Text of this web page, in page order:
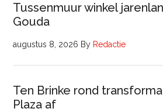
Tussenmuur winkel
Gouda
augustus 8, 2026 By Redactie
Ten Brinke rond
Plaza af